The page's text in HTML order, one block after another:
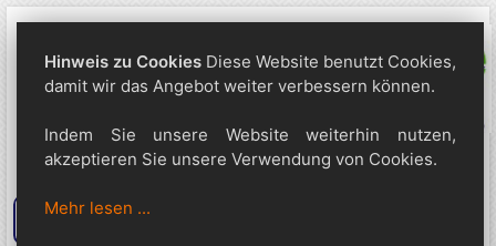
Hinweis zu Cookies Diese Website benutzt Cookies,
damit wir das Angebot weiter verbessern können.
Indem Sie unsere Website weiterhin nutzen,
akzeptieren Sie unsere Verwendung von Cookies.
Mehr lesen ...